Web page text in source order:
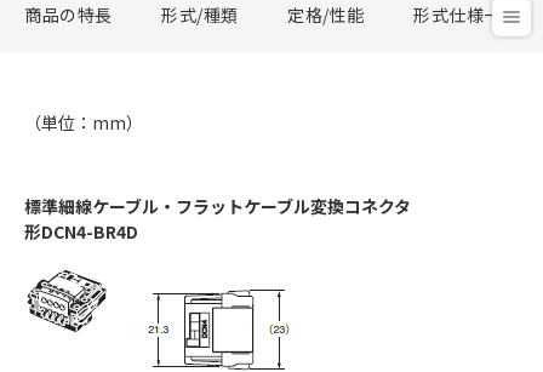
商品の特長 形式/種類 定格/性能 形式仕様一覧
（単位：mm）
標準細線ケーブル・フラットケーブル変換コネクタ
形DCN4-BR4D